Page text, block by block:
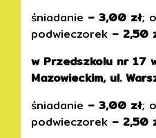
śniadanie – 3,00 zł;
podwieczorek – 2,50
w Przedszkolu nr 17
Mazowieckim, ul.
śniadanie – 3,00 zł;
podwieczorek – 2,50